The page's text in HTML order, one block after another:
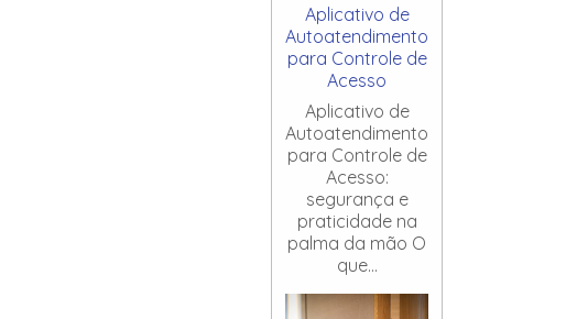
Aplicativo de
Autoatendimento
para Controle de
Acesso
Aplicativo de
Autoatendimento
para Controle de
Acesso:
segurança e
praticidade na
palma da mão O
que...